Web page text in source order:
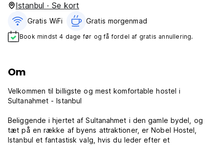
Istanbul · Se kort
Gratis WiFi Gratis morgenmad‎
Book mindst 4 dage før og få fordel af gratis annullering.
Om
Velkommen til billigste og mest komfortable hostel i
Sultanahmet - Istanbul
Beliggende i hjertet af Sultanahmet i den gamle bydel, og
tæt på en række af byens attraktioner, er Nobel Hostel,
Istanbul et fantastisk valg, hvis du leder efter et